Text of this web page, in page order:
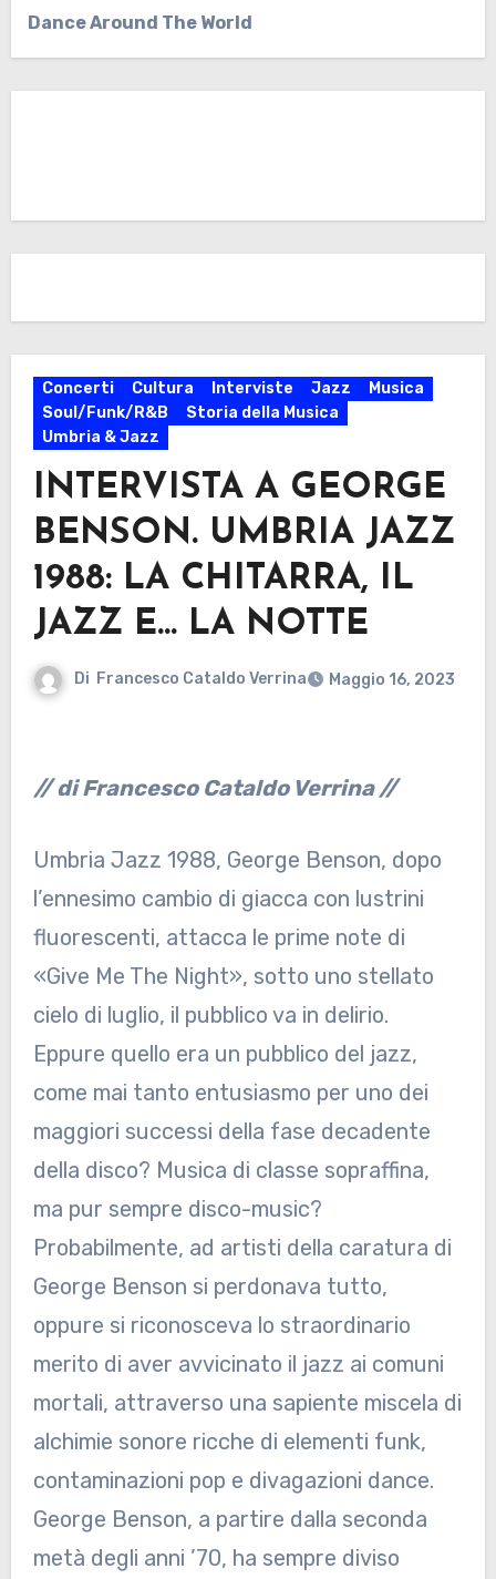
Dance Around The World
Concerti Cultura Interviste Jazz
Musica
Soul/Funk/R&B
Storia della Musica
Umbria & Jazz
INTERVISTA A GEORGE
BENSON. UMBRIA JAZZ
1988: LA CHITARRA, IL
JAZZ E… LA NOTTE
Di Francesco Cataldo Verrina Maggio 16, 2023
// di Francesco Cataldo Verrina //
Umbria Jazz 1988, George Benson, dopo
l’ennesimo cambio di giacca con lustrini
fluorescenti, attacca le prime note di
«Give Me The Night», sotto uno stellato
cielo di luglio, il pubblico va in delirio.
Eppure quello era un pubblico del jazz,
come mai tanto entusiasmo per uno dei
maggiori successi della fase decadente
della disco? Musica di classe sopraffina,
ma pur sempre disco-music?
Probabilmente, ad artisti della caratura di
George Benson si perdonava tutto,
oppure si riconosceva lo straordinario
merito di aver avvicinato il jazz ai comuni
mortali, attraverso una sapiente miscela di
alchimie sonore ricche di elementi funk,
contaminazioni pop e divagazioni dance.
George Benson, a partire dalla seconda
metà degli anni ’70, ha sempre diviso